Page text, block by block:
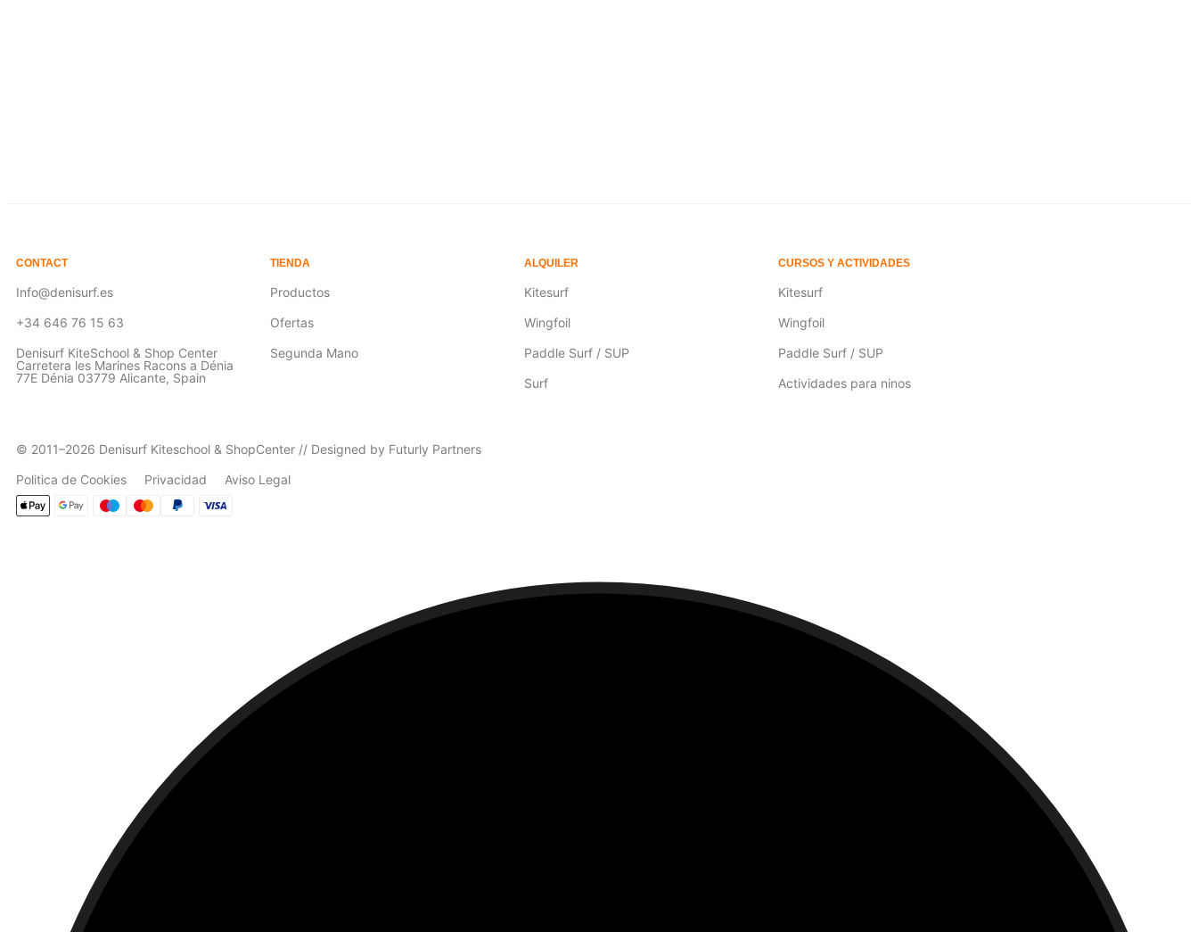
CONTACT
Info@denisurf.es
+34 646 76 15 63
Denisurf KiteSchool & Shop Center
Carretera les Marines Racons a Dénia
77E Dénia 03779 Alicante, Spain
TIENDA
Productos
Ofertas
Segunda Mano
ALQUILER
Kitesurf
Wingfoil
Paddle Surf / SUP
Surf
CURSOS Y ACTIVIDADES
Kitesurf
Wingfoil
Paddle Surf / SUP
Actividades para ninos
© 2011–2026 Denisurf Kiteschool & ShopCenter // Designed by Futurly Partners
Politica de Cookies
Privacidad Aviso Legal